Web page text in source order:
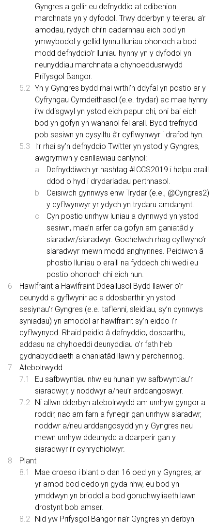
Gyngres a gellir eu defnyddio at ddibenion
marchnata yn y dyfodol. Trwy dderbyn y telerau a’r
amodau, rydych chi’n cadarnhau eich bod yn
ymwybodol y gellid tynnu lluniau ohonoch a bod
modd defnyddio’r lluniau hynny yn y dyfodol yn
neunyddiau marchnata a chyhoeddusrwydd
Prifysgol Bangor.
Yn y Gyngres bydd rhai wrthi’n ddyfal yn postio ar y
Cyfryngau Cymdeithasol (e.e. trydar) ac mae hynny
i’w ddisgwyl yn ystod eich papur chi, oni bai eich
bod yn gofyn yn wahanol fel arall. Bydd trefnydd
pob sesiwn yn cysylltu â’r cyflwynwyr i drafod hyn.
I’r rhai sy’n defnyddio Twitter yn ystod y Gyngres,
awgrymwn y canllawiau canlynol:
Defnyddiwch yr hashtag #ICCS2019 i helpu eraill
ddod o hyd i drydariadau perthnasol.
Ceisiwch gynnwys enw Trydar (e.e., @Cyngres2)
y cyflwynwyr yr ydych yn trydaru amdanynt.
Cyn postio unrhyw luniau a dynnwyd yn ystod
sesiwn, mae’n arfer da gofyn am ganiatâd y
siaradwr/siaradwyr. Gochelwch rhag cyflwyno’r
siaradwyr mewn modd anghynnes. Peidiwch â
phostio lluniau o eraill na fyddech chi wedi eu
postio ohonoch chi eich hun.
Hawlfraint a Hawlfraint Ddeallusol Bydd llawer o’r
deunydd a gyflwynir ac a ddosberthir yn ystod
sesiynau’r Gyngres (e.e. taflenni, sleidiau, sy’n cynnwys
syniadau) yn amodol ar hawlfraint sy’n eiddo i’r
cyflwynydd. Rhaid peidio â defnyddio, dosbarthu,
addasu na chyhoeddi deunyddiau o’r fath heb
gydnabyddiaeth a chaniatâd llawn y perchennog.
Atebolrwydd
Eu safbwyntiau nhw eu hunain yw safbwyntiau’r
siaradwyr, y noddwyr a/neu’r arddangoswyr.
Ni allwn dderbyn atebolrwydd am unrhyw gyngor a
roddir, nac am farn a fynegir gan unrhyw siaradwr,
noddwr a/neu arddangosydd yn y Gyngres neu
mewn unrhyw ddeunydd a ddarperir gan y
siaradwyr i’r cynrychiolwyr.
Plant
Mae croeso i blant o dan 16 oed yn y Gyngres, ar
yr amod bod oedolyn gyda nhw, eu bod yn
ymddwyn yn briodol a bod goruchwyliaeth lawn
drostynt bob amser.
Nid yw Prifysgol Bangor na’r Gyngres yn derbyn